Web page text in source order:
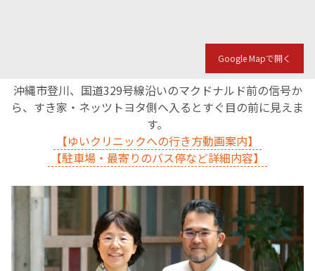
Google Mapで開く
沖縄市登川、国道329号線沿いのマクドナルド前の信号か
ら、すき家・ネッツトヨタ側へ入るとすぐ目の前に見えま
す。
【ゆいクリニックへの行き方動画案内】
【駐車場・最寄りのバス停など詳細内容】